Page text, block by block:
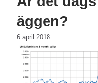
äggen?
6 april 2018